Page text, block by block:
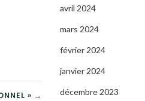
» →
avril 2024
mars 2024
février 2024
janvier 2024
décembre 2023